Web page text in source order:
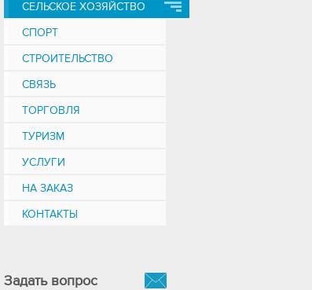
СЕЛЬСКОЕ ХОЗЯЙСТВО
СПОРТ
СТРОИТЕЛЬСТВО
СВЯЗЬ
ТОРГОВЛЯ
ТУРИЗМ
УСЛУГИ
НА ЗАКАЗ
КОНТАКТЫ
Задать вопрос